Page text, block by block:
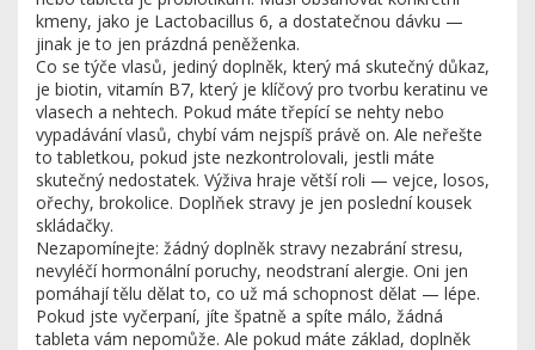
kmeny, jako je Lactobacillus 6, a dostatečnou dávku —
jinak je to jen prázdná peněženka.
Co se týče vlasů, jediný doplněk, který má skutečný důkaz,
je biotin, vitamín B7, který je klíčový pro tvorbu keratinu ve
vlasech a nehtech. Pokud máte třepící se nehty nebo
vypadávání vlasů, chybí vám nejspíš právě on. Ale neřešte
to tabletkou, pokud jste nezkontrolovali, jestli máte
skutečný nedostatek. Výživa hraje větší roli — vejce, losos,
ořechy, brokolice. Doplňek stravy je jen poslední kousek
skládačky.
Nezapomínejte: žádný doplněk stravy nezabrání stresu,
nevyléčí hormonální poruchy, neodstraní alergie. Oni jen
pomáhají tělu dělat to, co už má schopnost dělat — lépe.
Pokud jste vyčerpaní, jíte špatně a spíte málo, žádná
tableta vám nepomůže. Ale pokud máte základ, doplněk